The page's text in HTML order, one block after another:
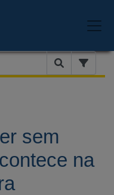
sem
na